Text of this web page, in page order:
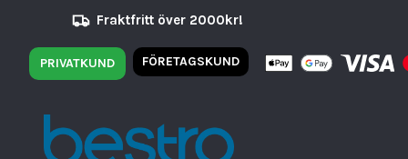
Fraktfritt över 2000kr!
PRIVATKUND FÖRETAGSKUND